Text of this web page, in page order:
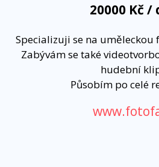
20000 Kč /
Specializuji se na
Zabývám se také
hudební
Působím po celé